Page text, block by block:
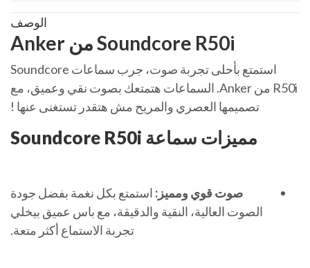
الوصف
Soundcore R50i من Anker
استمتع بأحلى تجربة صوت، جرب سماعات Soundcore
R50i من Anker. السماعات هتمتعك بصوت نقي وعميق، مع
تصميمها العصري والمريح مش هتقدر تستغنى عنها !
مميزات سماعة Soundcore R50i
صوت قوي ومميز: استمتع بكل نغمة بفضل جودة
الصوت العالية، النقية والدقيقة، مع باس عميق بيخلي
تجربة الاستماع أكثر متعة.